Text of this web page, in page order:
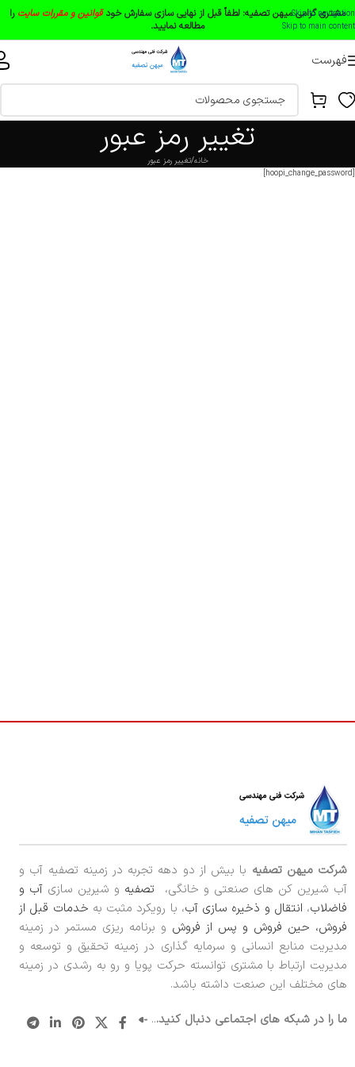
Skip to navigation
Skip to main content
مشتری گرامی میهن تصفیه: لطفاً قبل از نهایی سازی سفارش خودقوانین و مقررات سایت را
مطالعه نمایید.
فهرست
تغییر رمز عبور
خانه تغییر رمز عبور
[hoopi_change_password]
شرکت میهن تصفیه با بیش از دو دهه تجربه در زمینه تصفیه آب و
آب شیرین کن های صنعتی و خانگی،
تصفیه و شیرین سازی آب و
فاضلاب، انتقال و ذخیره سازی آب، با رویکرد مثبت به خدمات قبل از
فروش، حین فروش و پس از فروش و برنامه ریزی مستمر در زمینه
مدیریت منابع انسانی و سرمایه گذاری در زمینه تحقیق و توسعه و
مدیریت ارتباط با مشتری توانسته حرکت پویا و رو به رشدی در زمینه
های مختلف این صنعت داشته باشد.
ما را در شبکه های اجتماعی دنبال کنید...